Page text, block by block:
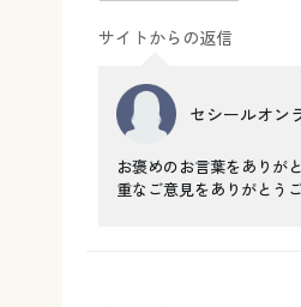
サイトからの返信
セシールオン
お褒めのお言葉をありが
重なご意見をありがとう